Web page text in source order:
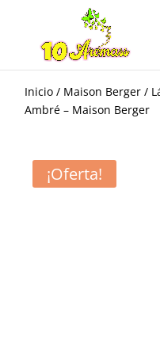
Inicio / Maison Berger /
Ambré – Maison Berger
¡Oferta!